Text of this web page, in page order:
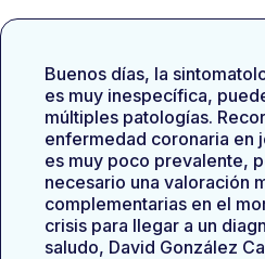
Buenos días, la
es muy inespecífica,
múltiples patologías.
enfermedad coronaria en
es muy poco prevalente,
necesario una valoración
complementarias en el
crisis para llegar a un
saludo, David González